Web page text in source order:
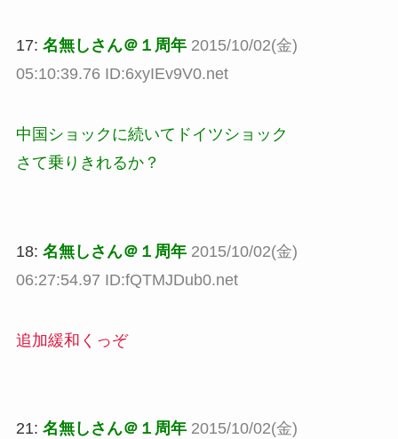
17: 名無しさん＠１周年 2015/10/02(金)
05:10:39.76 ID:6xyIEv9V0.net
中国ショックに続いてドイツショック
さて乗りきれるか？
18: 名無しさん＠１周年 2015/10/02(金)
06:27:54.97 ID:fQTMJDub0.net
追加緩和くっぞ
21: 名無しさん＠１周年 2015/10/02(金)